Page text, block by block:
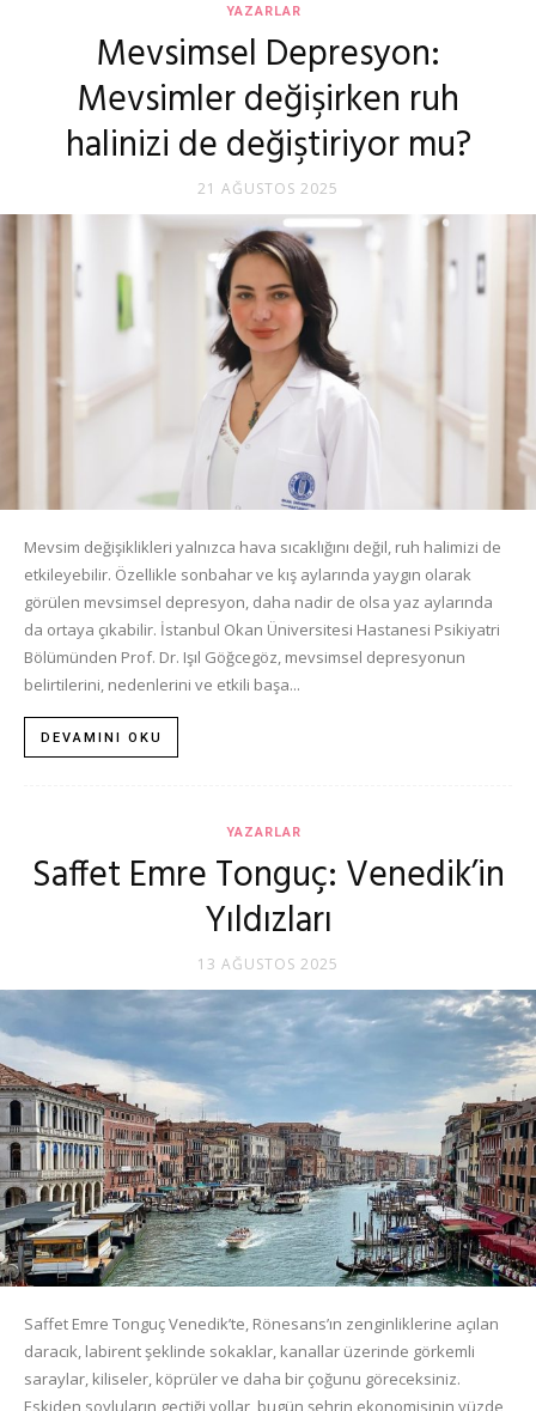
YAZARLAR
Mevsimsel Depresyon:
Mevsimler değişirken ruh
halinizi de değiştiriyor mu?
21 AĞUSTOS 2025
Mevsim değişiklikleri yalnızca hava sıcaklığını değil, ruh halimizi de
etkileyebilir. Özellikle sonbahar ve kış aylarında yaygın olarak
görülen mevsimsel depresyon, daha nadir de olsa yaz aylarında
da ortaya çıkabilir. İstanbul Okan Üniversitesi Hastanesi Psikiyatri
Bölümünden Prof. Dr. Işıl Göğcegöz, mevsimsel depresyonun
belirtilerini, nedenlerini ve etkili başa...
DEVAMINI OKU
YAZARLAR
Saffet Emre Tonguç: Venedik’in
Yıldızları
13 AĞUSTOS 2025
Saffet Emre Tonguç Venedik’te, Rönesans’ın zenginliklerine açılan
daracık, labirent şeklinde sokaklar, kanallar üzerinde görkemli
saraylar, kiliseler, köprüler ve daha bir çoğunu göreceksiniz.
Eskiden soyluların geçtiği yollar, bugün şehrin ekonomisinin yüzde